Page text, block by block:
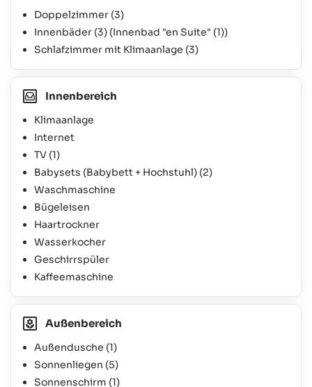
Doppelzimmer (3)
Innenbäder (3) (Innenbad "en Suite" (1))
Schlafzimmer mit Klimaanlage (3)
Innenbereich
Klimaanlage
Internet
TV (1)
Babysets (Babybett + Hochstuhl) (2)
Waschmaschine
Bügeleisen
Haartrockner
Wasserkocher
Geschirrspüler
Kaffeemaschine
Außenbereich
Außendusche (1)
Sonnenliegen (5)
Sonnenschirm (1)